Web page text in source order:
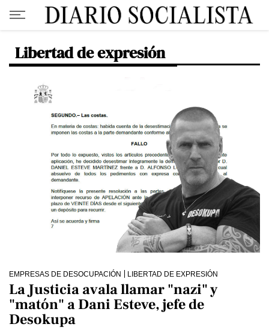
Libertad de expresión
EMPRESAS DE DESOCUPACIÓN LIBERTAD DE EXPRESIÓN
La Justicia avala llamar "nazi" y
"matón" a Dani Esteve, jefe de
Desokupa